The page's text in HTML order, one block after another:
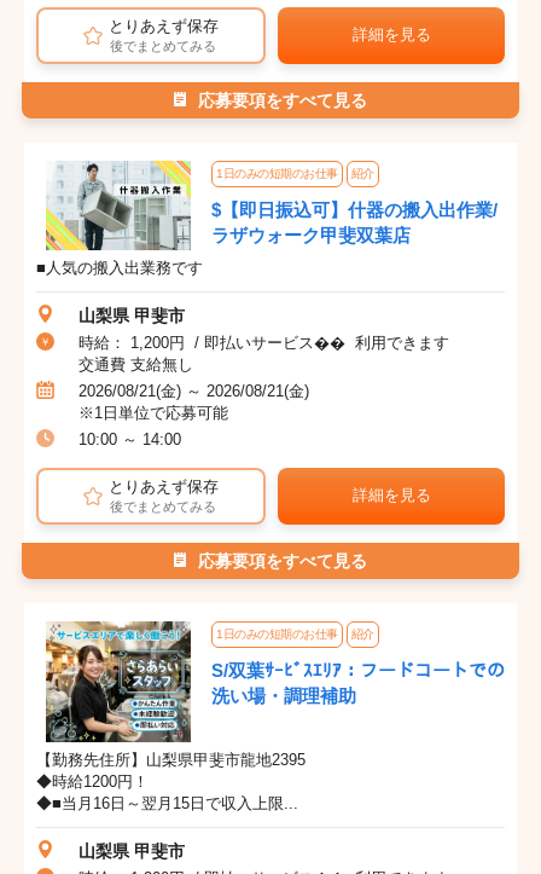
とりあえず保存
後でまとめてみる
詳細を見る
応募要項をすべて見る
1日のみの短期のお仕事 紹介
$【即日振込可】什器の搬入出作業/
ラザウォーク甲斐双葉店
■人気の搬入出業務です
山梨県 甲斐市
時給： 1,200円 / 即払いサービス�� 利用できます
交通費 支給無し
2026/08/21(金) ～ 2026/08/21(金)
※1日単位で応募可能
10:00 ～ 14:00
とりあえず保存
後でまとめてみる
詳細を見る
応募要項をすべて見る
1日のみの短期のお仕事 紹介
S/双葉ｻｰﾋﾞｽｴﾘｱ：フードコートでの
洗い場・調理補助
【勤務先住所】山梨県甲斐市龍地2395
◆時給1200円！
◆■当月16日～翌月15日で収入上限...
山梨県 甲斐市